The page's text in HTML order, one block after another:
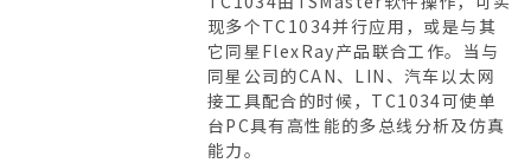
现多个TC1034并行应用，或是与其
它同星FlexRay产品联合工作。当与
同星公司的CAN、LIN、汽车以太网
接工具配合的时候，TC1034可使单
台PC具有高性能的多总线分析及仿真
能力。